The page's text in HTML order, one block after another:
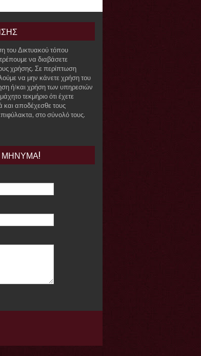
του Δικτυακού τόπου
να διαβάσετε
χρήσης. Σε περίπτωση
να μην κάνετε χρήση του
ή/και χρήση των υπηρεσιών
τεκμήριο ότι έχετε
και αποδέχεσθε τους
στο σύνολό τους.
ΜΗΝΥΜΑ!